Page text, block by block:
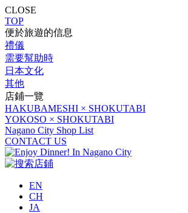
CLOSE
TOP
便於旅遊的信息
禮儀
需要幫助時
日本文化
其他
店鋪一覽
HAKUBAMESHI × SHOKUTABI
YOKOSO × SHOKUTABI
Nagano City Shop List
CONTACT US
EN
CH
JA